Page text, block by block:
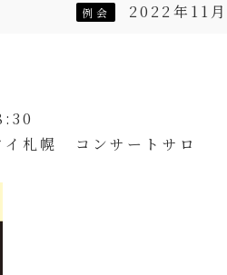
例会 2022年11
トサロ